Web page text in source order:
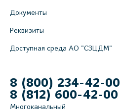
Документы
Реквизиты
Доступная среда АО "СЗЦДМ"
8 (800) 234-42-00
8 (812) 600-42-00
Многоканальный